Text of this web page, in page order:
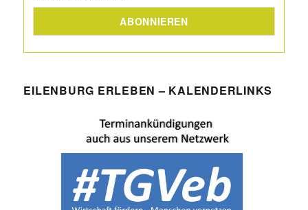
EILENBURG ERLEBEN – KALENDERLINKS